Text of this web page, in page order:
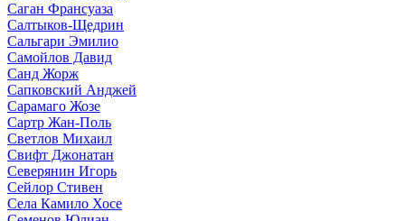
Саган Франсуаза
Салтыков-Щедрин
Сальгари Эмилио
Самойлов Давид
Санд Жорж
Сапковский Анджей
Сарамаго Жозе
Сартр Жан-Поль
Светлов Михаил
Свифт Джонатан
Северянин Игорь
Сейлор Стивен
Села Камило Хосе